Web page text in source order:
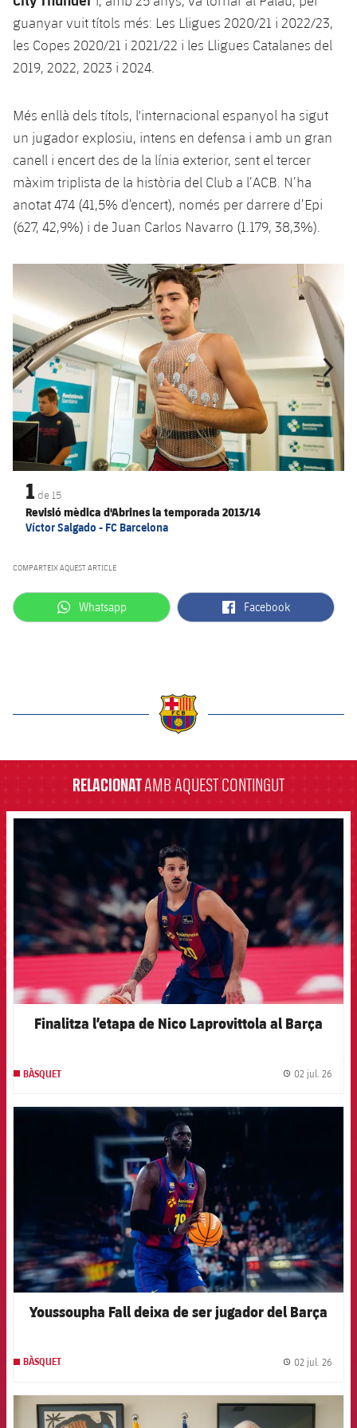
guanyar vuit títols més: Les Lligues 2020/21 i 2022/23,
les Copes 2020/21 i 2021/22 i les Lligues Catalanes del
2019, 2022, 2023 i 2024.
Més enllà dels títols, l'internacional espanyol ha sigut
un jugador explosiu, intens en defensa i amb un gran
canell i encert des de la línia exterior, sent el tercer
màxim triplista de la història del Club a l’ACB. N’ha
anotat 474 (41,5% d’encert), només per darrere d’Epi
(627, 42,9%) i de Juan Carlos Navarro (1.179, 38,3%).
label.aria.chevronleft
1 de 15
Revisió mèdica d'Abrines la temporada 2013/14
Víctor Salgado - FC Barcelona
COMPARTEIX AQUEST ARTICLE
label.aria.whatsapp
Whatsapp label.aria.facebook
Facebook
RELACIONATAMB AQUEST CONTINGUT
FCB Barcelona badge
Finalitza l’etapa de Nico Laprovittola al Barça
BÀSQUET 02 jul. 26
FCB Barcelona badge
Youssoupha Fall deixa de ser jugador del Barça
BÀSQUET 02 jul. 26
FCB Barcelona badge